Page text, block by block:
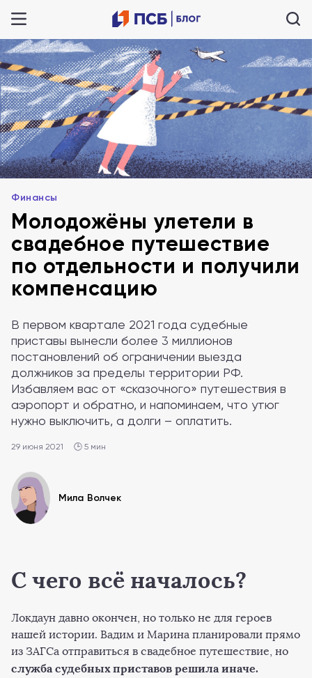
Финансы
Молодожёны улетели в
свадебное путешествие
по отдельности и получили
компенсацию
В первом квартале 2021 года судебные
приставы вынесли более 3 миллионов
постановлений об ограничении выезда
должников за пределы территории РФ.
Избавляем вас от «сказочного» путешествия в
аэропорт и обратно, и напоминаем, что утюг
нужно выключить, а долги – оплатить.
29 июня 2021 🕒 5 мин
Мила Волчек
С чего всё началось?
Локдаун давно окончен, но только не для героев
нашей истории. Вадим и Марина планировали прямо
из ЗАГСа отправиться в свадебное путешествие, но
служба судебных приставов решила иначе.